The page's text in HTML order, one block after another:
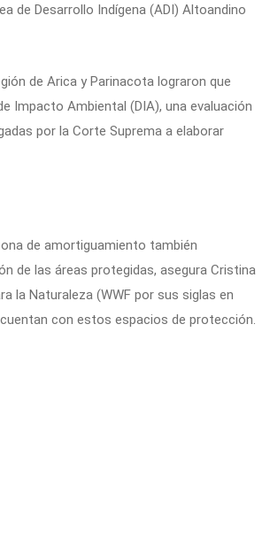
de Desarrollo Indígena (ADI) Altoandino
de Arica y Parinacota lograron que
Impacto Ambiental (DIA), una evaluación
por la Corte Suprema a elaborar
de amortiguamiento también
de las áreas protegidas, asegura Cristina
la Naturaleza (WWF por sus siglas en
con estos espacios de protección.